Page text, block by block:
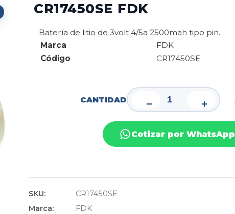
CR17450SE FDK
Batería de litio de 3volt 4/5a 2500mah tipo pin.
Marca
FDK
Código
CR17450SE
CANTIDAD − +
Cotizar por WhatsApp
SKU:
CR17450SE
Marca:
FDK